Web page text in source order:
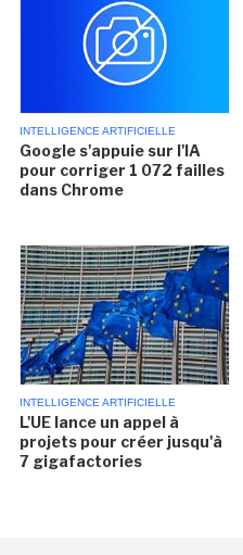
INTELLIGENCE ARTIFICIELLE
Google s'appuie sur l'IA
pour corriger 1 072 failles
dans Chrome
INTELLIGENCE ARTIFICIELLE
L'UE lance un appel à
projets pour créer jusqu'à
7 gigafactories